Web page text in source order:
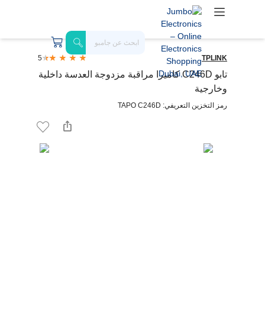
TPLINK
5
تابو C246D كاميرا مراقبة مزدوجة العدسة داخلية
وخارجية
رمز التخزين التعريفي: TAPO C246D